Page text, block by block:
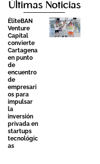
Últimas Noticias
ÉliteBAN
Venture
Capital
convierte
Cartagena
en punto
de
encuentro
de
empresari
os para
impulsar
la
inversión
privada en
startups
tecnológic
as